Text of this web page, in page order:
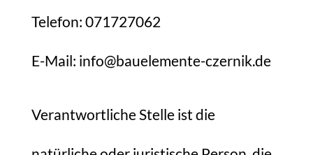
Telefon: 071727062
E-Mail: info@bauelemente-czernik.de
Verantwortliche Stelle ist die